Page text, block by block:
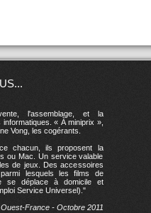
l'assemblage, et la
« À miniprix »,
Vong, les cogérants.
chacun, ils proposent la
ou Mac. Un service valable
de jeux. Des accessoires
lesquels les films de
se déplace à domicile et
Service Universel)."
Ouest-France - Octobre 2011